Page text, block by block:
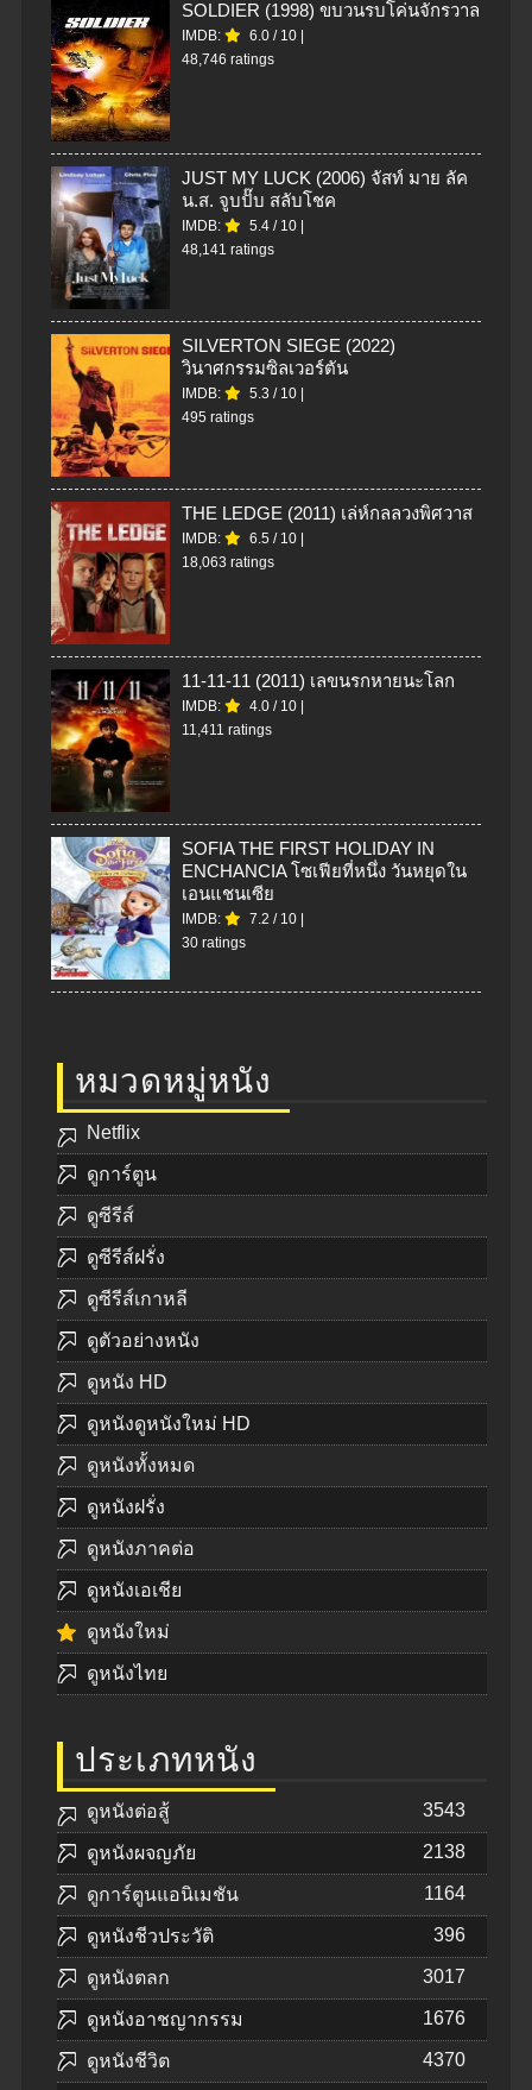
SOLDIER (1998) ขบวนรบโค่นจักรวาล
IMDB: 6.0 / 10
48,746 ratings
JUST MY LUCK (2006) จัสท์ มาย ลัค
น.ส. จูบปั๊บ สลับโชค
IMDB: 5.4 / 10
48,141 ratings
SILVERTON SIEGE (2022)
วินาศกรรมซิลเวอร์ตัน
IMDB: 5.3 / 10
495 ratings
THE LEDGE (2011) เล่ห์กลลวงพิศวาส
IMDB: 6.5 / 10
18,063 ratings
11-11-11 (2011) เลขนรกหายนะโลก
IMDB: 4.0 / 10
11,411 ratings
SOFIA THE FIRST HOLIDAY IN
ENCHANCIA โซเฟียที่หนึ่ง วันหยุดใน
เอนแชนเซีย
IMDB: 7.2 / 10
30 ratings
หมวดหมู่หนัง
Netflix
ดูการ์ตูน
ดูซีรีส์
ดูซีรีส์ฝรั่ง
ดูซีรีส์เกาหลี
ดูตัวอย่างหนัง
ดูหนัง HD
ดูหนังดูหนังใหม่ HD
ดูหนังทั้งหมด
ดูหนังฝรั่ง
ดูหนังภาคต่อ
ดูหนังเอเชีย
ดูหนังใหม่
ดูหนังไทย
ประเภทหนัง
ดูหนังต่อสู้ 3543
ดูหนังผจญภัย 2138
ดูการ์ตูนแอนิเมชัน 1164
ดูหนังชีวประวัติ 396
ดูหนังตลก 3017
ดูหนังอาชญากรรม 1676
ดูหนังชีวิต 4370